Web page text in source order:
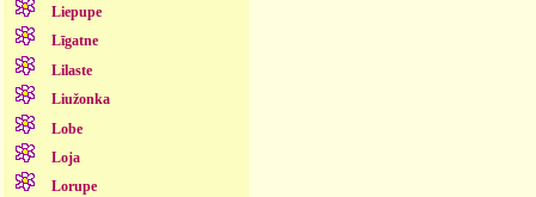
Liepupe
Līgatne
Lilaste
Liužonka
Lobe
Loja
Lorupe